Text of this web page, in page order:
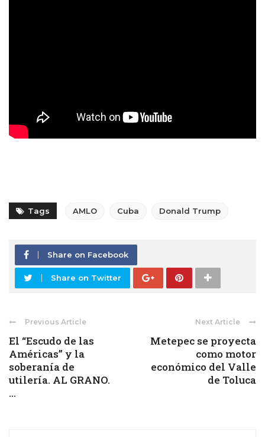
Tags AMLO Cuba Donald Trump
Share on Facebook
Share on Twitter
Previous Article
El “Escudo de las
Américas” y la
soberanía de
utilería. AL GRANO.
...
Next Article
Metepec se proyecta
como motor
económico del Valle
de Toluca